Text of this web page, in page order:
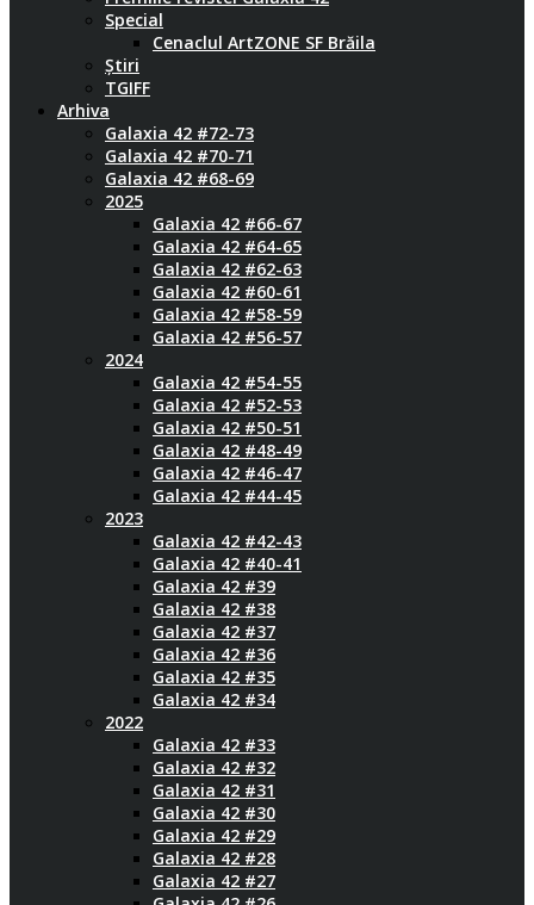
Special
Cenaclul ArtZONE SF Brăila
Știri
TGIFF
Arhiva
Galaxia 42 #72-73
Galaxia 42 #70-71
Galaxia 42 #68-69
2025
Galaxia 42 #66-67
Galaxia 42 #64-65
Galaxia 42 #62-63
Galaxia 42 #60-61
Galaxia 42 #58-59
Galaxia 42 #56-57
2024
Galaxia 42 #54-55
Galaxia 42 #52-53
Galaxia 42 #50-51
Galaxia 42 #48-49
Galaxia 42 #46-47
Galaxia 42 #44-45
2023
Galaxia 42 #42-43
Galaxia 42 #40-41
Galaxia 42 #39
Galaxia 42 #38
Galaxia 42 #37
Galaxia 42 #36
Galaxia 42 #35
Galaxia 42 #34
2022
Galaxia 42 #33
Galaxia 42 #32
Galaxia 42 #31
Galaxia 42 #30
Galaxia 42 #29
Galaxia 42 #28
Galaxia 42 #27